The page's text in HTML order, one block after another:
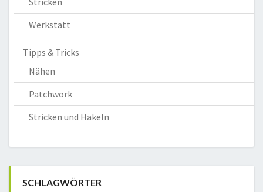
Werkstatt
Tipps & Tricks
Nähen
Patchwork
Stricken und Häkeln
SCHLAGWÖRTER